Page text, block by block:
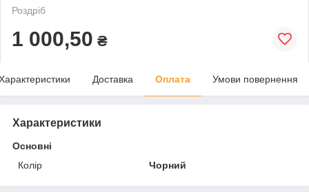
Роздріб
1 000,50 ₴
Доставка Оплата Умови повернення
Характеристики
Основні
Колір
Чорний